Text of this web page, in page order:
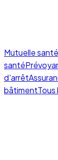
Mutuelle santé
santé
d'arrêt
bâtiment